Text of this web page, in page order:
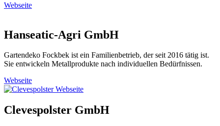
Webseite
Hanseatic-Agri GmbH
Gartendeko Fockbek ist ein Familienbetrieb, der seit 2016 tätig ist.
Sie entwickeln Metallprodukte nach individuellen Bedürfnissen.
Webseite
Clevespolster GmbH